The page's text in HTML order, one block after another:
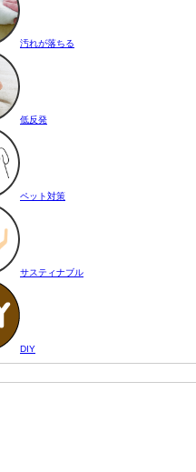
汚れが落ちる
低反発
ペット対策
サスティナブル
DIY